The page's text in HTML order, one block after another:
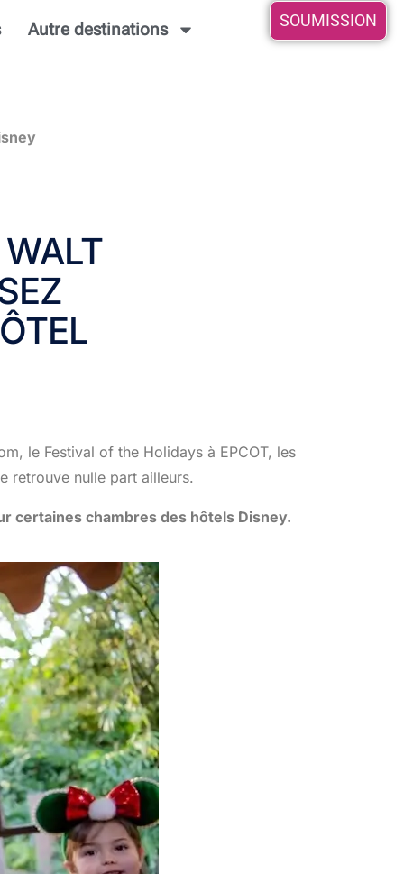
Autre destinations SOUMISSION
le Festival of the Holidays à EPCOT, les
retrouve nulle part ailleurs.
certaines chambres des hôtels Disney.